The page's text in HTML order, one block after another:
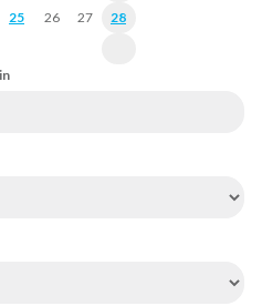
25 26 27
28